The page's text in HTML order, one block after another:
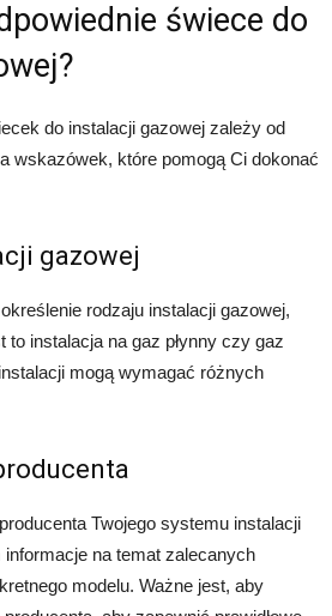
świece do
do instalacji gazowej zależy od
wskazówek, które pomogą Ci dokonać
gazowej
rodzaju instalacji gazowej,
instalacja na gaz płynny czy gaz
mogą wymagać różnych
Twojego systemu instalacji
na temat zalecanych
modelu. Ważne jest, aby